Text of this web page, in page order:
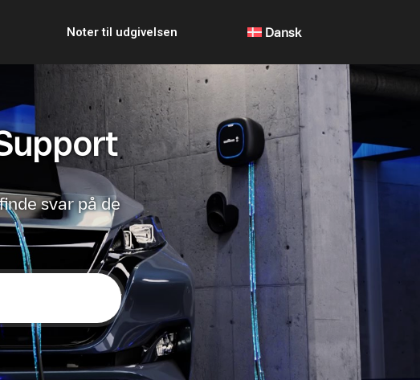
Noter til udgivelsen Dansk
svar på de